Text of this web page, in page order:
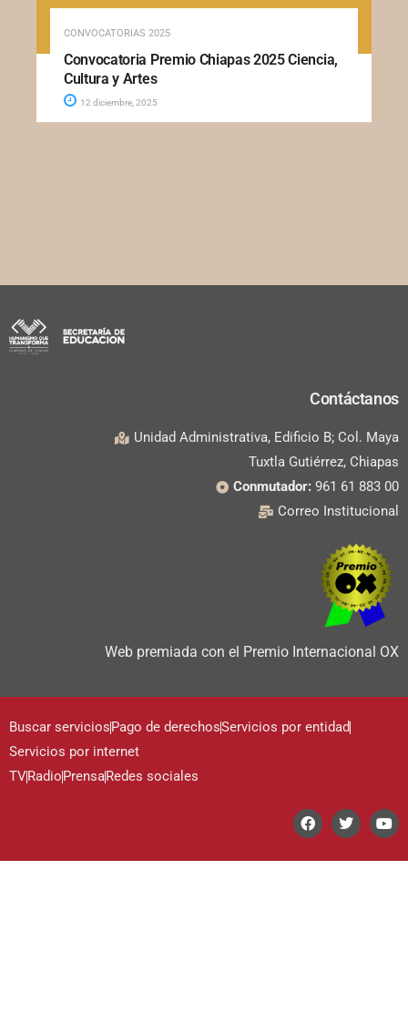
CONVOCATORIAS 2025
Convocatoria Premio Chiapas 2025 Ciencia,
Cultura y Artes
12 diciembre, 2025
Contáctanos
Unidad Administrativa, Edificio B; Col. Maya
Tuxtla Gutiérrez, Chiapas
Conmutador: 961 61 883 00
Correo Institucional
Web premiada con el Premio Internacional OX
Buscar servicios Pago de derechosServicios por entidad
Servicios por internet
TVRadio PrensaRedes sociales